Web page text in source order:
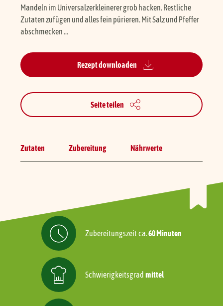
Service
Mandeln im Universalzerkleinerer grob hacken. Restliche
Zutaten zufügen und alles fein pürieren. Mit Salz und Pfeffer
abschmecken ...
Rezept downloaden
Seite teilen
Zutaten Zubereitung Nährwerte
Zubereitungszeitca.60 Minuten
Schwierigkeitsgrad mittel